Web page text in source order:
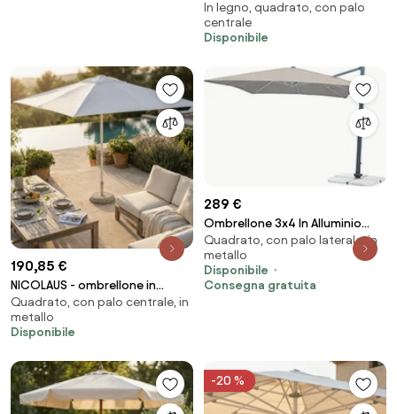
giardino palo centrale in legno
3 x 4 m
In legno, quadrato, con palo
centrale
Disponibile
190,85 €
NICOLAUS - ombrellone in
alluminio 3 x 3 m
Quadrato, con palo centrale, in
metallo
Disponibile
289 €
Ombrellone 3x4 In Alluminio
Orientabile Moka Con Braccio
Decentrato
Quadrato, con palo laterale, in
metallo
Disponibile
Consegna gratuita
-20 %